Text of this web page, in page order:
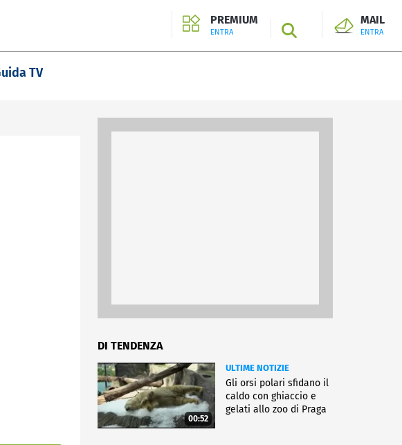
PREMIUM
ENTRA SEARCH
MAIL
ENTRA
TV
DI TENDENZA
00:52
ULTIME NOTIZIE
Gli orsi polari sfidano il
caldo con ghiaccio e
gelati allo zoo di Praga